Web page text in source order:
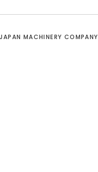
MACHINERY COMPANY